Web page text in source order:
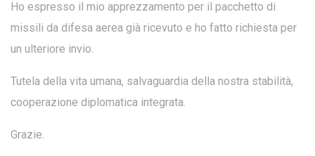
Ho espresso il mio apprezzamento per il pacchetto di
missili da difesa aerea già ricevuto e ho fatto richiesta per
un ulteriore invio.
Tutela della vita umana, salvaguardia della nostra stabilità,
cooperazione diplomatica integrata.
Grazie.